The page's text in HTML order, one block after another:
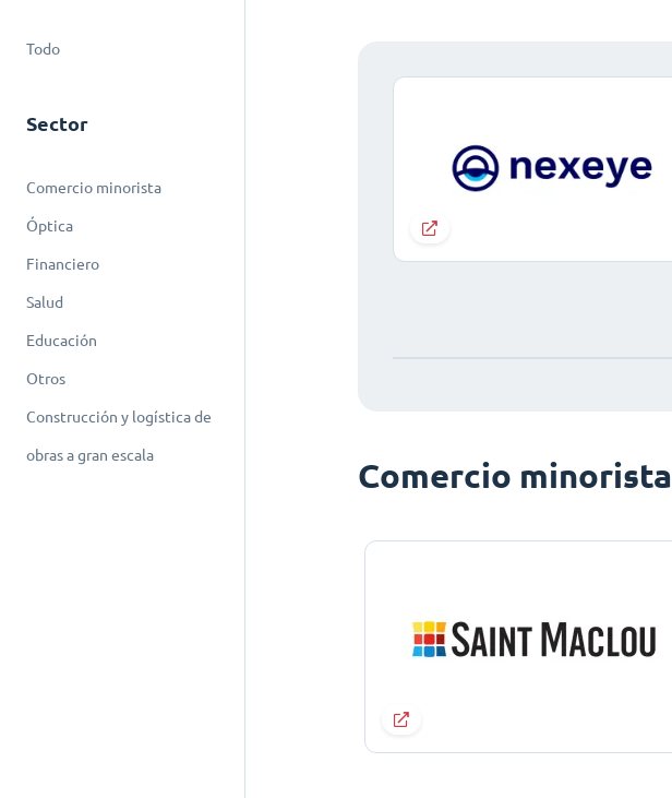
Todo
Sector
Comercio minorista
Óptica
Financiero
Salud
Educación
Otros
Construcción y logística de
obras a gran escala
Comercio minorista